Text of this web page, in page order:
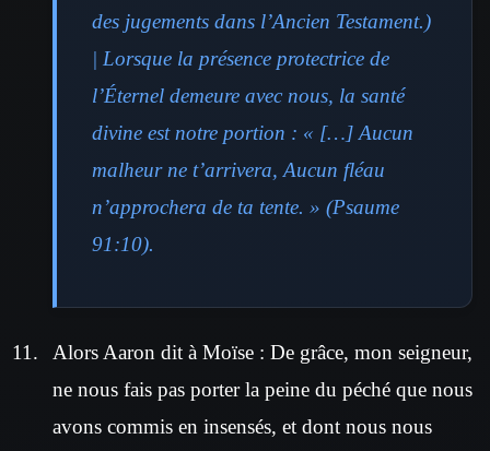
des jugements dans l’Ancien Testament.)
| Lorsque la présence protectrice de
l’Éternel demeure avec nous, la santé
divine est notre portion : « […] Aucun
malheur ne t’arrivera, Aucun fléau
n’approchera de ta tente. » (Psaume
91:10).
Alors Aaron dit à Moïse : De grâce, mon seigneur,
ne nous fais pas porter la peine du péché que nous
avons commis en insensés, et dont nous nous